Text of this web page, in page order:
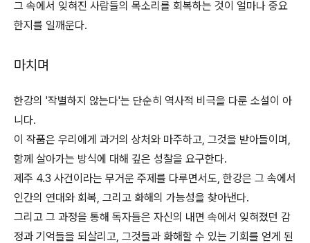
그 속에서 잊혀진 사람들의 목소리를 회복하는 것이 얼마나 중요
한지를 일깨운다.
마치며
한강의 '작별하지 않는다'는 단순히 역사적 비극을 다룬 소설이 아
니다.
이 작품은 우리에게 과거의 상처와 마주하고, 그것을 받아들이며,
함께 살아가는 방식에 대해 깊은 성찰을 요구한다.
제주 4.3 사건이라는 무거운 주제를 다루면서도, 한강은 그 속에서
인간의 연대와 회복, 그리고 화해의 가능성을 찾아낸다.
그리고 그 과정을 통해 독자들은 자신의 내면 속에서 잊혀졌던 감
정과 기억들을 되살리고, 그것들과 화해할 수 있는 기회를 얻게 된